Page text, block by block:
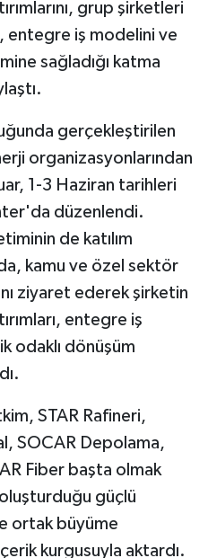
grup şirketleri
entegre iş modelini ve
sağladığı katma
gerçekleştirilen
organizasyonlarından
1-3 Haziran tarihleri
düzenlendi.
de katılım
kamu ve özel sektör
ziyaret ederek şirketin
entegre iş
odaklı dönüşüm
STAR Rafineri,
SOCAR Depolama,
Fiber başta olmak
güçlü
ortak büyüme
kurgusuyla aktardı.